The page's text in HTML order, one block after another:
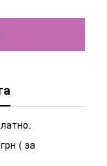
( за